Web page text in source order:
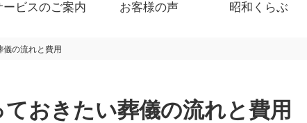
ービスのご案内 お客様の声 昭和くらぶ
儀の流れと費用
ておきたい葬儀の流れと費用